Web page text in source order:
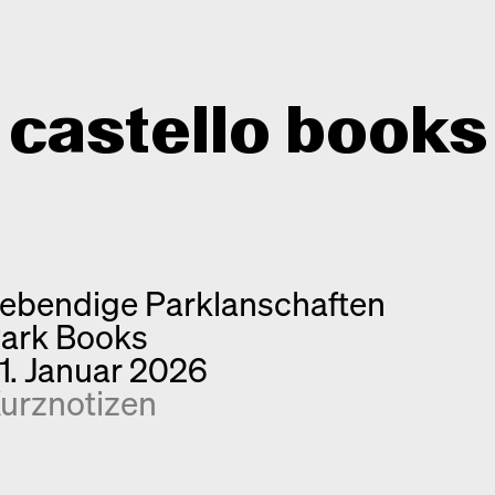
castello books
Kategorien
Interview
Kurznotizen
Neuerscheinungen
Info
Newsletter
Parklanschaften
Books
Januar 2026